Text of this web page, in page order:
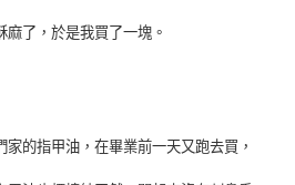
了，於是我買了一塊。
的指甲油，在畢業前一天又跑去買，